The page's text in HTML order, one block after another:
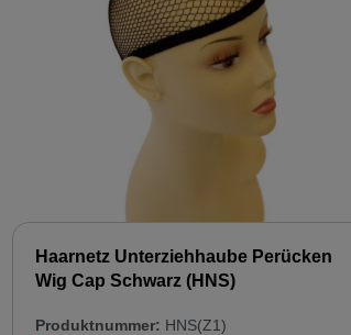
Haarnetz Unterziehhaube Perücken
Wig Cap Schwarz (HNS)
Produktnummer: HNS(Z1)